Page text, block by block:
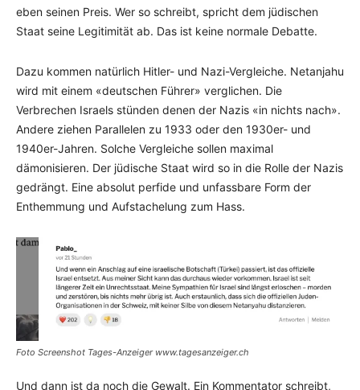
eben seinen Preis. Wer so schreibt, spricht dem jüdischen
Staat seine Legitimität ab. Das ist keine normale Debatte.
Dazu kommen natürlich Hitler- und Nazi-Vergleiche. Netanjahu
wird mit einem «deutschen Führer» verglichen. Die
Verbrechen Israels stünden denen der Nazis «in nichts nach».
Andere ziehen Parallelen zu 1933 oder den 1930er- und
1940er-Jahren. Solche Vergleiche sollen maximal
dämonisieren. Der jüdische Staat wird so in die Rolle der Nazis
gedrängt. Eine absolut perfide und unfassbare Form der
Enthemmung und Aufstachelung zum Hass.
Foto Screenshot Tages-Anzeiger www.tagesanzeiger.ch
Und dann ist da noch die Gewalt. Ein Kommentator schreibt,